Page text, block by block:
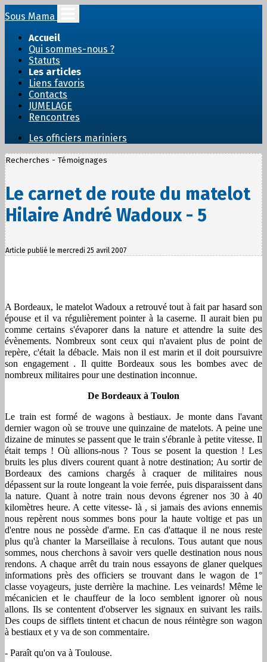
Sous Mama
Accueil
Qui sommes-nous ?
Statuts
Les articles
Liens favoris
Contacts
JUMELAGE
Rencontres
Les officiers mariniers
Recherches - Témoignages
Le carnet de route du matelot
Hilaire André Wadoux - 5
Article publié le mercredi 25 avril 2007
A Bordeaux, le matelot Wadoux a retrouvé tout à fait par hasard son
épouse et il va régulièrement pointer à la caserne. Il aurait bien pu
comme certains s'évaporer dans la nature et attendre la suite des
évènements. Nombreux sont ceux qui n'avaient plus de point de
repère, c'était la débacle. Mais non il est marin et il doit poursuivre
son engagement . Il quitte Bordeaux sous les bombes avec de
nombreux militaires pour une destination inconnue.
De Bordeaux à Toulon
Le train est formé de wagons à bestiaux. Je monte dans l'avant
dernier wagon où se trouve une quinzaine de matelots. A peine une
dizaine de minutes se passent que le train s'ébranle à petite vitesse. Il
était temps ! Où allions-nous ? Tous se posent la question ! Les
bruits les plus divers courent quant à notre destination; Au sortir de
Bordeaux des camions chargés à craquer de militaires nous
dépassent sur la route longeant la voie ferrée, puis disparaissent dans
la nature. Quant à notre train nous devons égrener nos 30 à 40
kilomètres heure. A cette vitesse- là , si jamais des avions ennemis
nous repèrent nous sommes bons pour la haute voltige et pas un
d'entre nous ne possède d'arme. En cas d'attaque il ne nous reste
plus qu'à chanter la Marseillaise à reculons. Tous autant que nous
sommes, nous cherchons à savoir vers quelle destination nous nous
rendons. A chaque arrêt du train nous essayons de glaner quelques
informations près des officiers se trouvant dans le wagon de 1°
classe voyageurs, juste derrière la machine. Les veinards! Même le
mécanicien et le chauffeur de la loco semblent ignorer où nous
allons. Ils se contentent d'observer les signaux en suivant les rails.
Des coups de sifflets tintent et chacun de nous réintègre son wagon
à bestiaux et y va de son commentaire.
- Paraît qu'on va à Toulouse.